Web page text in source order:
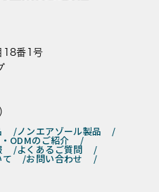
18番1号
ノンエアゾール製品
ODMのご紹介
よくあるご質問
お問い合わせ